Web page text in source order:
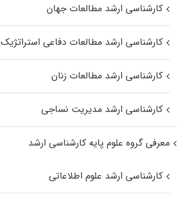
کارشناسی ارشد مطالعات جهان
کارشناسی ارشد مطالعات دفاعی استراتژیک
کارشناسی ارشد مطالعات زنان
کارشناسی ارشد مدیریت نساجی
معرفی گروه علوم پایه کارشناسی ارشد
کارشناسی ارشد علوم اطلاعاتی